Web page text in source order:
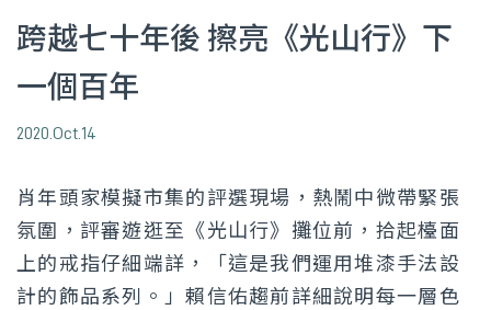
跨越七十年後 擦亮《光山行》下
一個百年
2020.Oct.14
肖年頭家模擬市集的評選現場，熱鬧中微帶緊張
氛圍，評審遊逛至《光山行》攤位前，拾起檯面
上的戒指仔細端詳，「這是我們運用堆漆手法設
計的飾品系列。」賴信佑趨前詳細說明每一層色